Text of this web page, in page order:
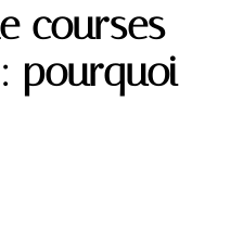
courses
pourquoi